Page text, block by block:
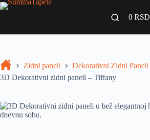
Drveni Pregradni Zidovi i Police
Građevinski materijali
0RSD
Zidni paneli
Dekorativni Zidni Paneli
3D Dekorativni zidni paneli – Tiffany